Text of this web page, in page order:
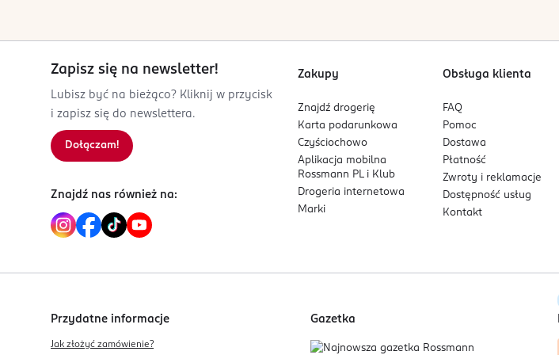
Zapisz się na newsletter!
Lubisz być na bieżąco? Kliknij w przycisk
i zapisz się do newslettera.
Dołączam!
Znajdź nas również na:
Zakupy
Znajdź drogerię
Karta podarunkowa
Czyściochowo
Aplikacja mobilna
Rossmann PL i Klub
Drogeria internetowa
Marki
Obsługa klienta
FAQ
Pomoc
Dostawa
Płatność
Zwroty i reklamacje
Dostępność usług
Kontakt
Przydatne informacje
Jak złożyć zamówienie?
Gazetka